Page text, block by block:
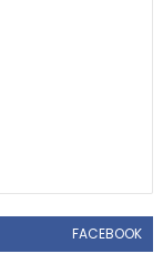
FACEBOOK